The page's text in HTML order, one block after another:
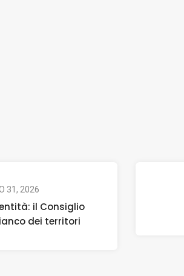
31, 2026
il Consiglio
dei territori